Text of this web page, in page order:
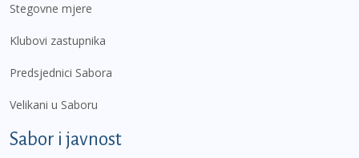
Stegovne mjere
Klubovi zastupnika
Predsjednici Sabora
Velikani u Saboru
Sabor i javnost